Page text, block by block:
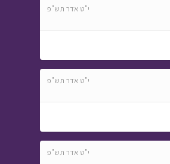
י"ט אדר תש"פ
י"ט אדר תש"פ
י"ט אדר תש"פ